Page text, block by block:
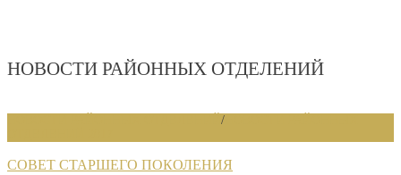
НОВОСТИ РАЙОННЫХ ОТДЕЛЕНИЙ
/
СОВЕТ СТАРШЕГО ПОКОЛЕНИЯ